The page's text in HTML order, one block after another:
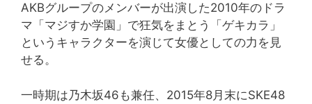
AKBグループのメンバーが出演した2010年のドラ
マ「マジすか学園」で狂気をまとう「ゲキカラ」
というキャラクターを演じて女優としての力を見
せる。
一時期は乃木坂46も兼任、2015年8月末にSKE48